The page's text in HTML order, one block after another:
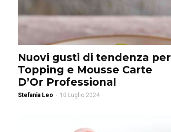
Nuovi gusti di tendenza per
Topping e Mousse Carte
D’Or Professional
Stefania Leo - 10 Luglio 2024